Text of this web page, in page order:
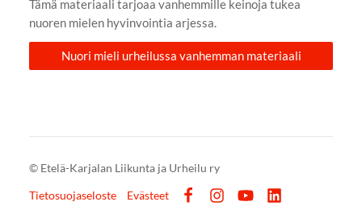
Tämä materiaali tarjoaa vanhemmille keinoja tukea
nuoren mielen hyvinvointia arjessa.
Nuori mieli urheilussa vanhemman materiaali
© Etelä-Karjalan Liikunta ja Urheilu ry
Tietosuojaseloste
Evästeet